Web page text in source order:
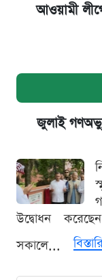
আওয়ামী
জুলাই
উদ্বোধন
সকালে...